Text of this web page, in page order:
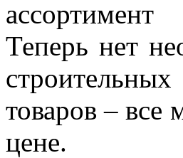
Теперь нет
товаров –
цене.